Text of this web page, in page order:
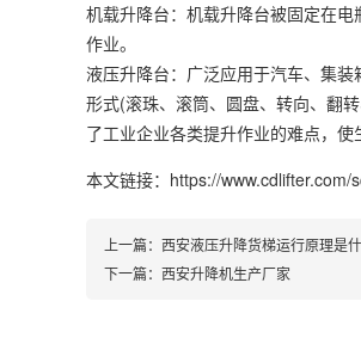
机载升降台：机载升降台被固定在
作业。
液压升降台：广泛应用于汽车、集
形式(滚珠、滚筒、圆盘、转向、翻
了工业企业各类提升作业的难点，使
本文链接：https://www.cdlifter.com/
上一篇： 西安液压升降货梯运行原理是
下一篇： 西安升降机生产厂家